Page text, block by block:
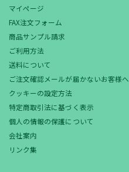
マイページ
FAX注文フォーム
商品サンプル請求
ご利用方法
送料について
ご注文確認メールが届かないお客様へ
クッキーの設定方法
特定商取引法に基づく表示
個人の情報の保護について
会社案内
リンク集